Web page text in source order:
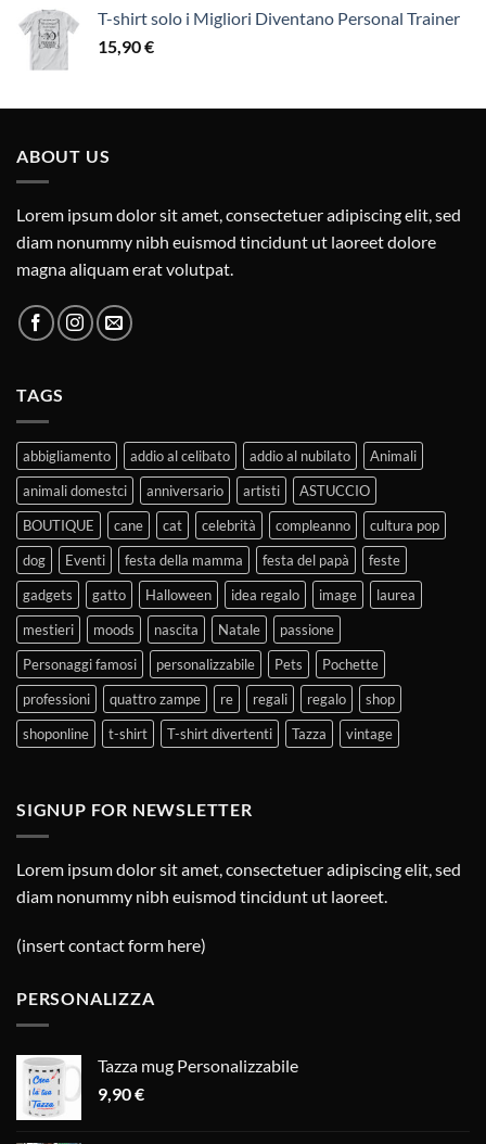
T-shirt solo i Migliori Diventano Personal Trainer
15,90€
ABOUT US
Lorem ipsum dolor sit amet, consectetuer adipiscing elit, sed
diam nonummy nibh euismod tincidunt ut laoreet dolore
magna aliquam erat volutpat.
TAGS
abbigliamento addio al celibato addio al nubilato
Animali
animali domestci
anniversario artisti
ASTUCCIO
BOUTIQUE
cane cat celebrità compleanno
cultura pop
dog
Eventi festa della mamma festa del papà
feste
gadgets
gatto Halloween idea regalo image
laurea
mestieri
moods nascita Natale
passione
Personaggi famosi
personalizzabile Pets
Pochette
professioni
quattro zampe re regali regalo
shop
shoponline
t-shirt T-shirt divertenti Tazza vintage
SIGNUP FOR NEWSLETTER
Lorem ipsum dolor sit amet, consectetuer adipiscing elit, sed
diam nonummy nibh euismod tincidunt ut laoreet.
(insert contact form here)
PERSONALIZZA
Tazza mug Personalizzabile
9,90€